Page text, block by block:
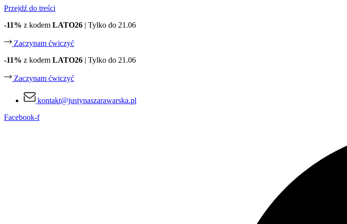
Przejdź do treści
-11% z kodem LATO26 | Tylko do 21.06
Zaczynam ćwiczyć
-11% z kodem LATO26 | Tylko do 21.06
Zaczynam ćwiczyć
kontakt@justynaszarawarska.pl
Facebook-f